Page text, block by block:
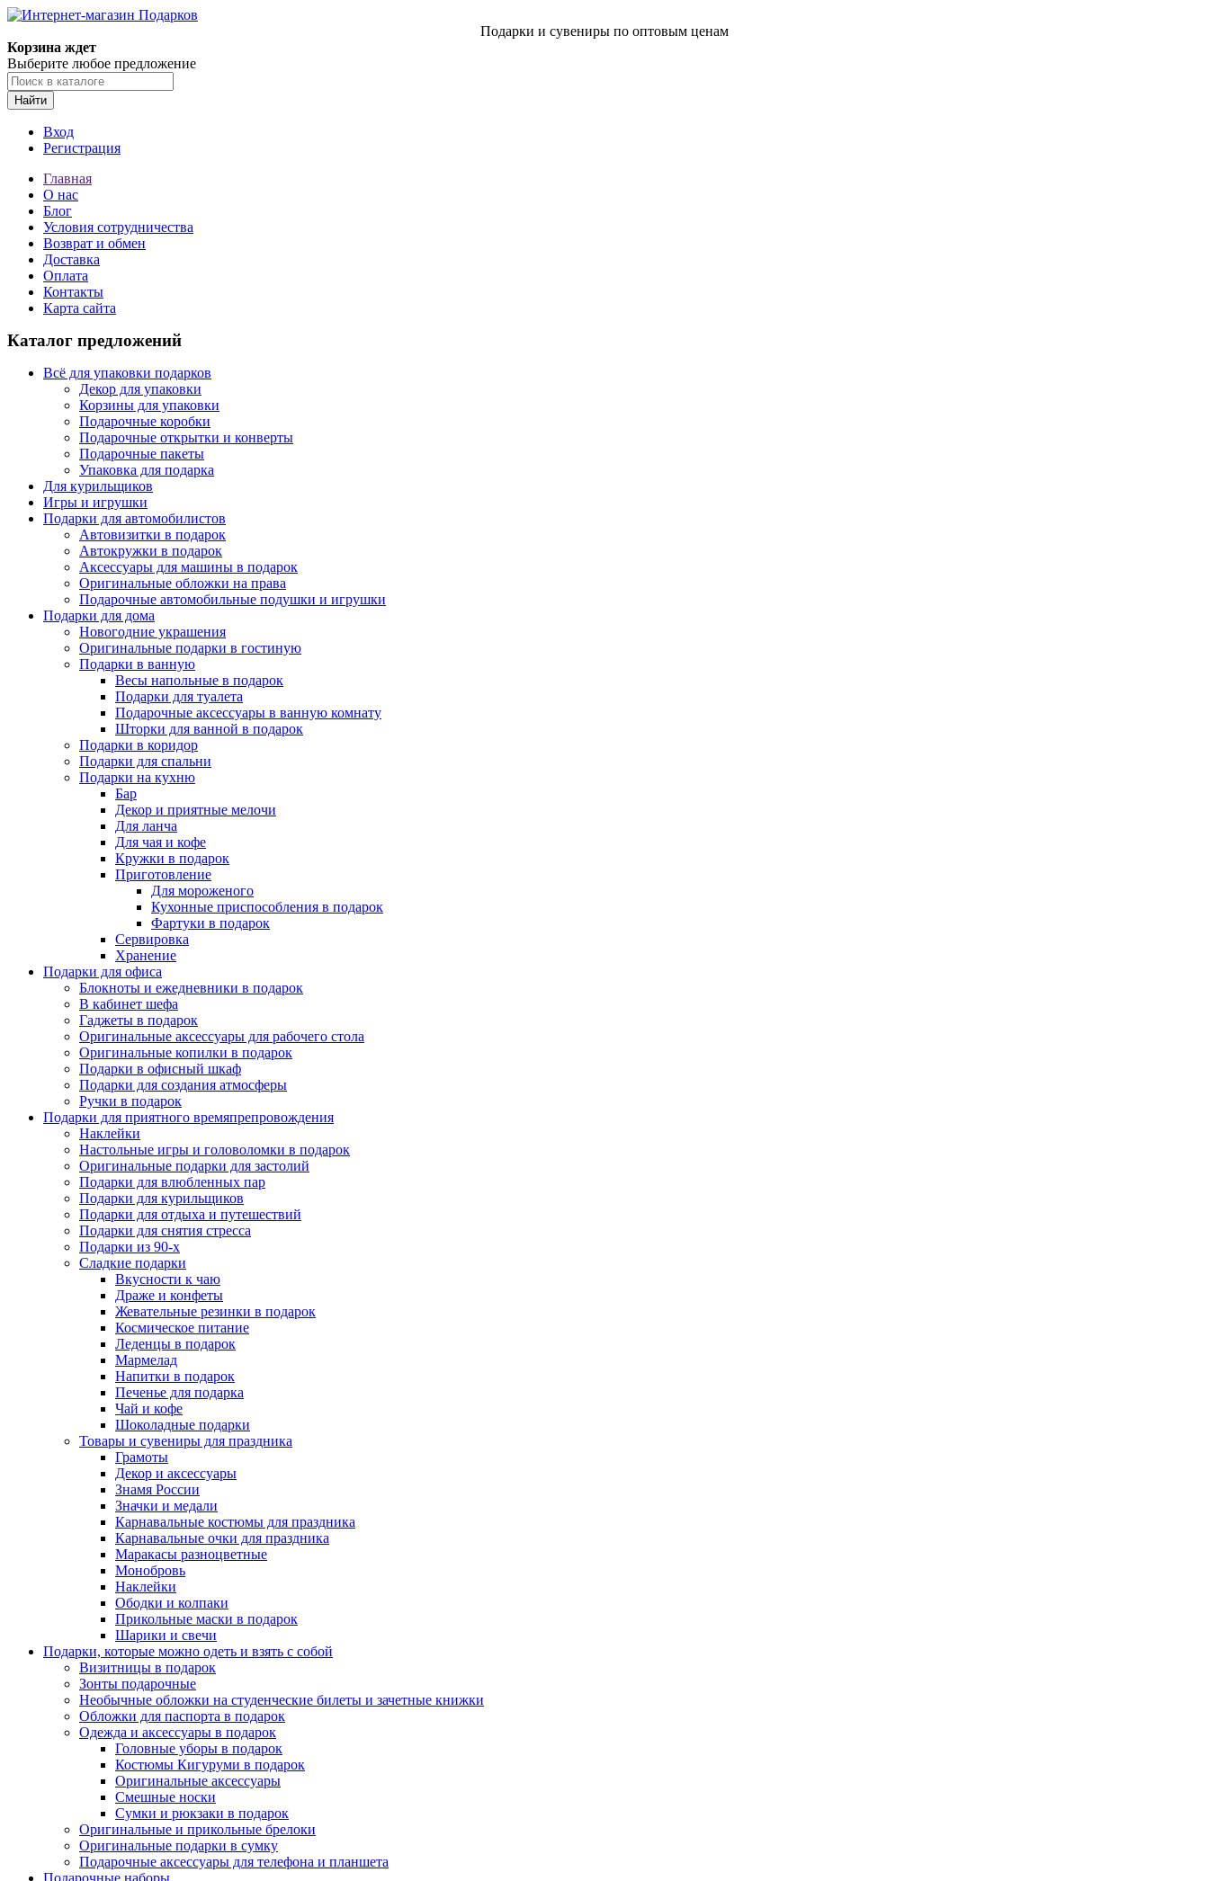
Подарки и сувениры по оптовым ценам
Корзина ждет
Выберите любое предложение
Найти
Вход
Регистрация
Главная
О нас
Блог
Условия сотрудничества
Возврат и обмен
Доставка
Оплата
Контакты
Карта сайта
Каталог предложений
Всё для упаковки подарков
Декор для упаковки
Корзины для упаковки
Подарочные коробки
Подарочные открытки и конверты
Подарочные пакеты
Упаковка для подарка
Для курильщиков
Игры и игрушки
Подарки для автомобилистов
Автовизитки в подарок
Автокружки в подарок
Аксессуары для машины в подарок
Оригинальные обложки на права
Подарочные автомобильные подушки и игрушки
Подарки для дома
Новогодние украшения
Оригинальные подарки в гостиную
Подарки в ванную
Весы напольные в подарок
Подарки для туалета
Подарочные аксессуары в ванную комнату
Шторки для ванной в подарок
Подарки в коридор
Подарки для спальни
Подарки на кухню
Бар
Декор и приятные мелочи
Для ланча
Для чая и кофе
Кружки в подарок
Приготовление
Для мороженого
Кухонные приспособления в подарок
Фартуки в подарок
Сервировка
Хранение
Подарки для офиса
Блокноты и ежедневники в подарок
В кабинет шефа
Гаджеты в подарок
Оригинальные аксессуары для рабочего стола
Оригинальные копилки в подарок
Подарки в офисный шкаф
Подарки для создания атмосферы
Ручки в подарок
Подарки для приятного времяпрепровождения
Наклейки
Настольные игры и головоломки в подарок
Оригинальные подарки для застолий
Подарки для влюбленных пар
Подарки для курильщиков
Подарки для отдыха и путешествий
Подарки для снятия стресса
Подарки из 90-х
Сладкие подарки
Вкусности к чаю
Драже и конфеты
Жевательные резинки в подарок
Космическое питание
Леденцы в подарок
Мармелад
Напитки в подарок
Печенье для подарка
Чай и кофе
Шоколадные подарки
Товары и сувениры для праздника
Грамоты
Декор и аксессуары
Знамя России
Значки и медали
Карнавальные костюмы для праздника
Карнавальные очки для праздника
Маракасы разноцветные
Монобровь
Наклейки
Ободки и колпаки
Прикольные маски в подарок
Шарики и свечи
Подарки, которые можно одеть и взять с собой
Визитницы в подарок
Зонты подарочные
Необычные обложки на студенческие билеты и зачетные книжки
Обложки для паспорта в подарок
Одежда и аксессуары в подарок
Головные уборы в подарок
Костюмы Кигуруми в подарок
Оригинальные аксессуары
Смешные носки
Сумки и рюкзаки в подарок
Оригинальные и прикольные брелоки
Оригинальные подарки в сумку
Подарочные аксессуары для телефона и планшета
Подарочные наборы